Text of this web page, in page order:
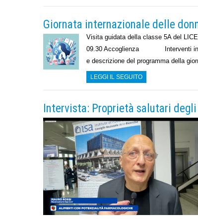
Giornata internazionale delle
Visita guidata della classe 5A del
09.30 Accoglienza Interventi in
e descrizione del programma della
LEGGI IL SEGUITO
Intervista: Proprietà salutari